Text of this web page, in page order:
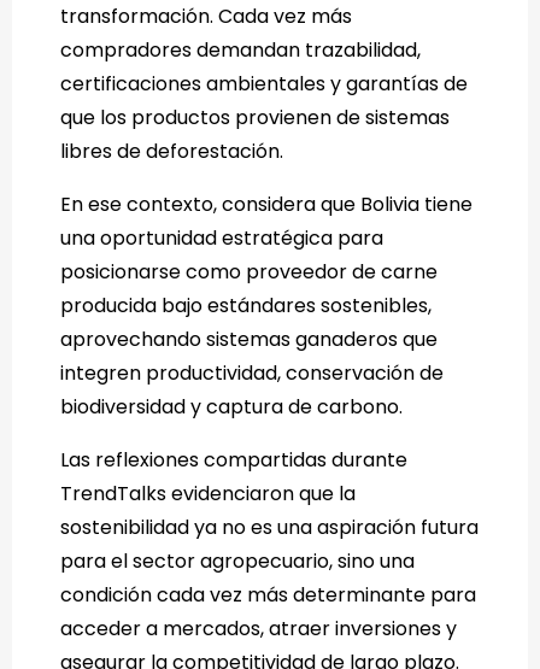
transformación. Cada vez más
compradores demandan trazabilidad,
certificaciones ambientales y garantías de
que los productos provienen de sistemas
libres de deforestación.
En ese contexto, considera que Bolivia tiene
una oportunidad estratégica para
posicionarse como proveedor de carne
producida bajo estándares sostenibles,
aprovechando sistemas ganaderos que
integren productividad, conservación de
biodiversidad y captura de carbono.
Las reflexiones compartidas durante
TrendTalks evidenciaron que la
sostenibilidad ya no es una aspiración futura
para el sector agropecuario, sino una
condición cada vez más determinante para
acceder a mercados, atraer inversiones y
asegurar la competitividad de largo plazo.